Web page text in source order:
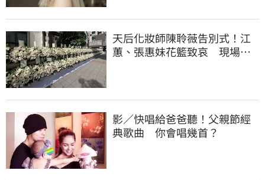
天后化妝師陳聆薇告別式！江
蕙、張惠妹花籃致哀 現場白
影／快唱給爸爸聽！父親節經
典歌曲 你會唱幾首？